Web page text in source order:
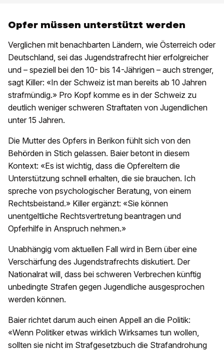
Opfer müssen unterstützt werden
Verglichen mit benachbarten Ländern, wie Österreich oder
Deutschland, sei das Jugendstrafrecht hier erfolgreicher
und – speziell bei den 10- bis 14-Jährigen – auch strenger,
sagt Killer: «In der Schweiz ist man bereits ab 10 Jahren
strafmündig.» Pro Kopf komme es in der Schweiz zu
deutlich weniger schweren Straftaten von Jugendlichen
unter 15 Jahren.
Die Mutter des Opfers in Berikon fühlt sich von den
Behörden in Stich gelassen. Baier betont in diesem
Kontext: «Es ist wichtig, dass die Opfereltern die
Unterstützung schnell erhalten, die sie brauchen. Ich
spreche von psychologischer Beratung, von einem
Rechtsbeistand.» Killer ergänzt: «Sie können
unentgeltliche Rechtsvertretung beantragen und
Opferhilfe in Anspruch nehmen.»
Unabhängig vom aktuellen Fall wird in Bern über eine
Verschärfung des Jugendstrafrechts diskutiert. Der
Nationalrat will, dass bei schweren Verbrechen künftig
unbedingte Strafen gegen Jugendliche ausgesprochen
werden können.
Baier richtet darum auch einen Appell an die Politik:
«Wenn Politiker etwas wirklich Wirksames tun wollen,
sollten sie nicht im Strafgesetzbuch die Strafandrohung